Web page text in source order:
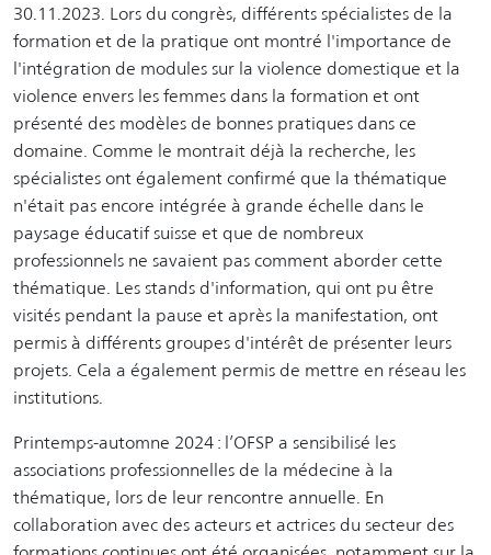
30.11.2023. Lors du congrès, différents spécialistes de la
formation et de la pratique ont montré l'importance de
l'intégration de modules sur la violence domestique et la
violence envers les femmes dans la formation et ont
présenté des modèles de bonnes pratiques dans ce
domaine. Comme le montrait déjà la recherche, les
spécialistes ont également confirmé que la thématique
n'était pas encore intégrée à grande échelle dans le
paysage éducatif suisse et que de nombreux
professionnels ne savaient pas comment aborder cette
thématique. Les stands d'information, qui ont pu être
visités pendant la pause et après la manifestation, ont
permis à différents groupes d'intérêt de présenter leurs
projets. Cela a également permis de mettre en réseau les
institutions.
Printemps-automne 2024 : l’OFSP a sensibilisé les
associations professionnelles de la médecine à la
thématique, lors de leur rencontre annuelle. En
collaboration avec des acteurs et actrices du secteur des